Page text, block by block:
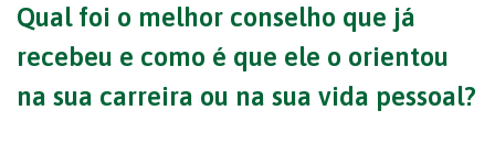
Qual foi o melhor conselho que já
recebeu e como é que ele o orientou
na sua carreira ou na sua vida pessoal?